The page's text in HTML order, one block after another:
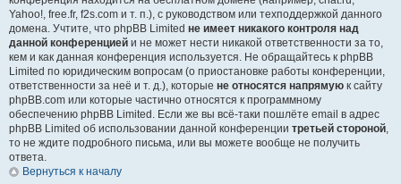
Yahoo!, free.fr, f2s.com и т. п.), с руководством или техподдержкой данного
домена. Учтите, что phpBB Limited не имеет никакого контроля над
данной конференцией и не может нести никакой ответственности за то,
кем и как данная конференция используется. Не обращайтесь к phpBB
Limited по юридическим вопросам (о приостановке работы конференции,
ответственности за неё и т. д.), которые не относятся напрямую к сайту
phpBB.com или которые частично относятся к программному
обеспечению phpBB Limited. Если же вы всё-таки пошлёте email в адрес
phpBB Limited об использовании данной конференции третьей стороной,
то не ждите подробного письма, или вы можете вообще не получить
ответа.
Вернуться к началу